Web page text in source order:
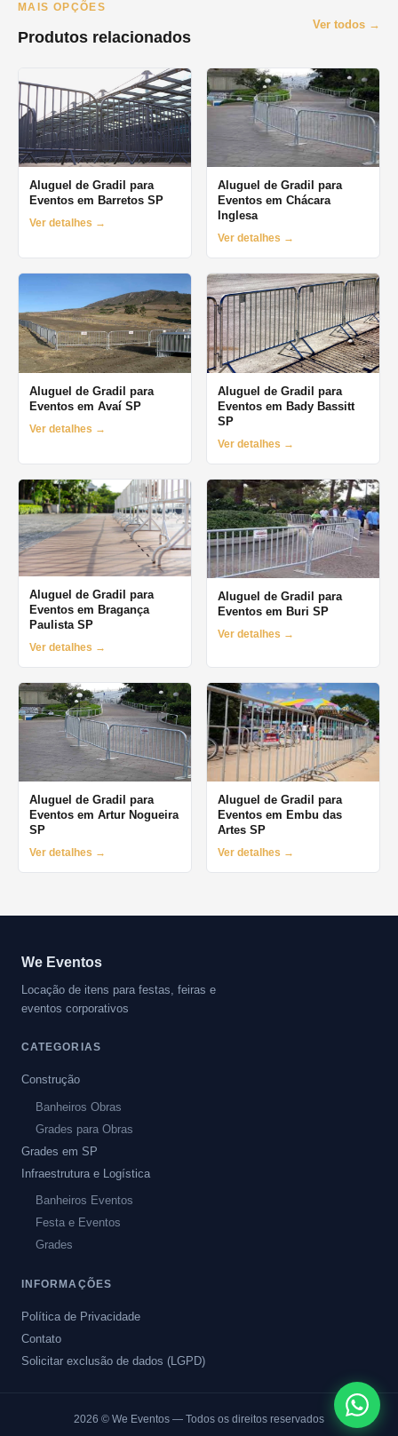
MAIS OPÇÕES
Produtos relacionados
Ver todos →
Aluguel de Gradil para
Eventos em Barretos SP
Ver detalhes →
Aluguel de Gradil para
Eventos em Chácara
Inglesa
Ver detalhes →
Aluguel de Gradil para
Eventos em Avaí SP
Ver detalhes →
Aluguel de Gradil para
Eventos em Bady Bassitt
SP
Ver detalhes →
Aluguel de Gradil para
Eventos em Bragança
Paulista SP
Ver detalhes →
Aluguel de Gradil para
Eventos em Buri SP
Ver detalhes →
Aluguel de Gradil para
Eventos em Artur Nogueira
SP
Ver detalhes →
Aluguel de Gradil para
Eventos em Embu das
Artes SP
Ver detalhes →
We Eventos
Locação de itens para festas, feiras e
eventos corporativos
CATEGORIAS
Construção
Banheiros Obras
Grades para Obras
Grades em SP
Infraestrutura e Logística
Banheiros Eventos
Festa e Eventos
Grades
INFORMAÇÕES
Política de Privacidade
Contato
Solicitar exclusão de dados (LGPD)
2026 © We Eventos — Todos os direitos reservados